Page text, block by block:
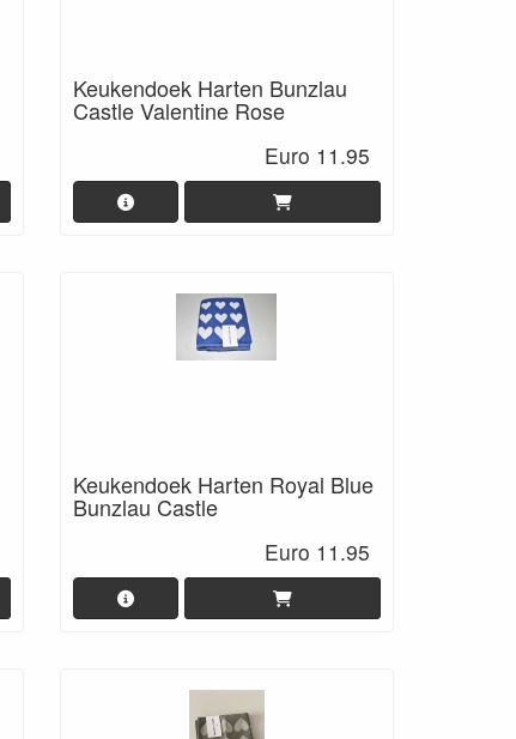
Keukendoek Harten Bunzlau
Castle Valentine Rose
Euro 11.95
Keukendoek Harten Royal Blue
Bunzlau Castle
Euro 11.95